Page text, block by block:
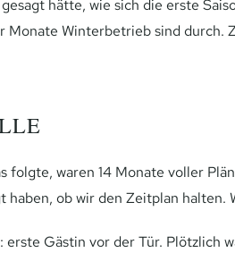
hätte, wie sich die erste
Monate Winterbetrieb sind durch.
waren 14 Monate voller
ob wir den Zeitplan halten.
erste Gästin vor der Tür. Plötzlich